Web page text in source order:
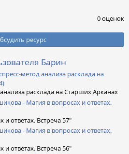
0 оценок
ресурс
Барин
метод анализа расклада на
расклада на Старших Арканах
- Магия в вопросах и ответах.
и ответах. Встреча 57"
- Магия в вопросах и ответах.
и ответах. Встреча 56"